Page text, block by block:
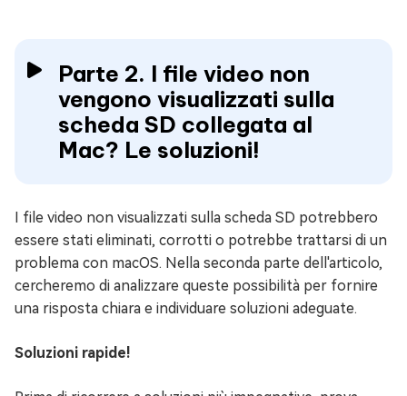
Parte 2. I file video non
vengono visualizzati sulla
scheda SD collegata al
Mac? Le soluzioni!
I file video non visualizzati sulla scheda SD potrebbero
essere stati eliminati, corrotti o potrebbe trattarsi di un
problema con macOS. Nella seconda parte dell'articolo,
cercheremo di analizzare queste possibilità per fornire
una risposta chiara e individuare soluzioni adeguate.
Soluzioni rapide!